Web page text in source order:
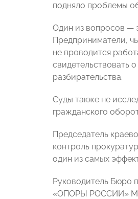
подняло проблемы
Один из вопросов —
Предприниматели,
не проводится
свидетельствовать
разбирательства.
Суды также не
гражданского
Председатель
контроль
один из самых
Руководитель Бюро
«ОПОРЫ РОССИИ»